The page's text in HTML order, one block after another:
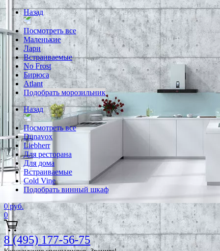
Назад
Посмотреть все
Маленькие
Лари
Встраиваемые
No Frost
Бирюса
Atlant
Подобрать морозильник
Назад
Посмотреть все
Dunavox
Liebherr
Для ресторана
Для дома
Встраиваемые
Cold Vine
Подобрать винный шкаф
0 руб.
0
8 (495) 177-56-75